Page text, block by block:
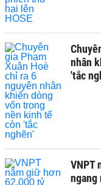
nhân
'tắc
VNPT
ngang